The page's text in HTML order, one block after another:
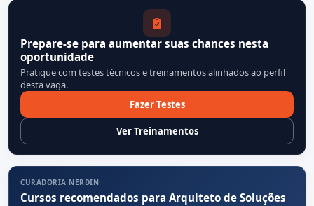
Prepare-se para aumentar suas chances nesta
oportunidade
Pratique com testes técnicos e treinamentos alinhados ao perfil
desta vaga.
Fazer Testes
Ver Treinamentos
CURADORIA NERDIN
Cursos recomendados para Arquiteto de Soluções